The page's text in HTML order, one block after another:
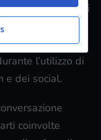
delle leggi
in vuoti
anche gravi
l’utilizzo di
e dei social.
coinvolte